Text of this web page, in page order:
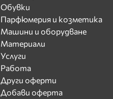
Обувки
Парфюмерия и козметика
Машини и оборудване
Материали
Услуги
Работа
Други оферти
Добави оферта